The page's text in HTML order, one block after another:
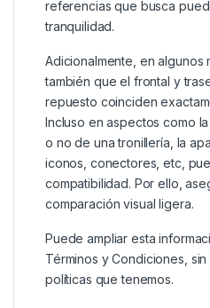
referencias que busca
tranquilidad.
Adicionalmente, en algunos
también que el frontal y
repuesto coinciden
Incluso en aspectos como
o no de una tronillería, la
iconos, conectores, etc,
compatibilidad. Por ello,
comparación visual ligera.
Puede ampliar esta
Términos y Condiciones ,
políticas que tenemos.